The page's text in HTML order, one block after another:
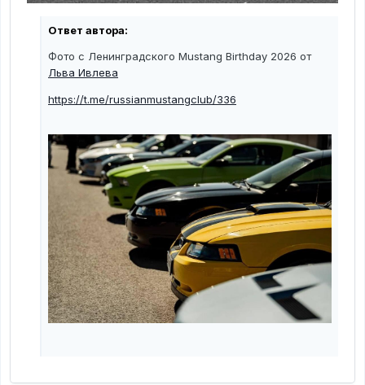
Ответ автора:
Фото с Ленинградского Mustang Birthday 2026 от
Льва Ивлева
https://t.me/russianmustangclub/336